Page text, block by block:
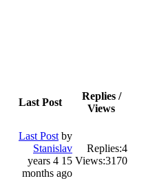
Replies /
Views
Last Post
Replies:4
Views:3170
Last Post by
Stanislav
15 years 4
months ago